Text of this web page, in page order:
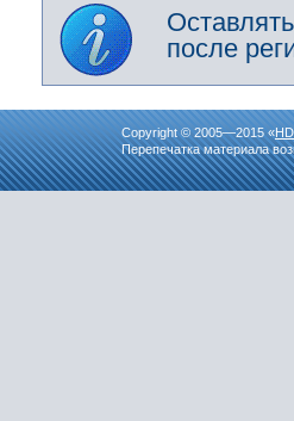
после
Copyright © 2005—2015 «
Перепечатка материала